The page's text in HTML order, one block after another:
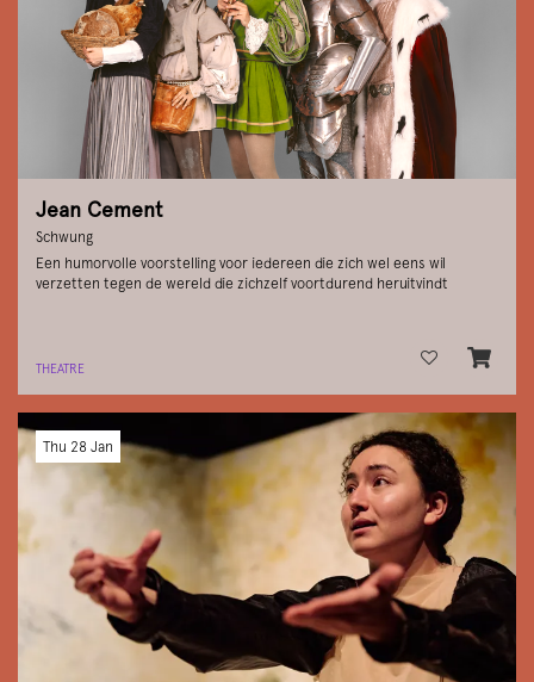
Jean Cement
Schwung
Een humorvolle voorstelling voor iedereen die zich wel eens wil
verzetten tegen de wereld die zichzelf voortdurend heruitvindt
THEATRE
Thu 28 Jan